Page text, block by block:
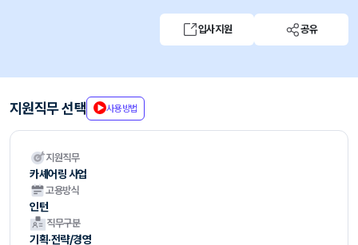
입사지원 공유
지원직무 선택 사용방법
지원직무
카셰어링 사업
고용방식
인턴
직무구분
기획·전략/경영